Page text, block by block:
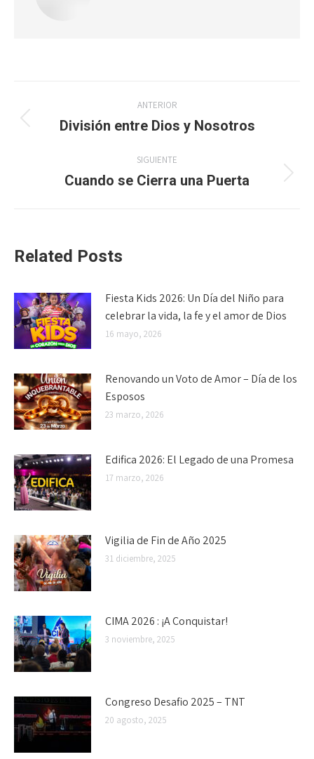
Navegación
entre
publicaciones
ANTERIOR
Publicación
División entre Dios y Nosotros
SIGUIENTE
Publicación
Cuando se Cierra una Puerta
Related Posts
Fiesta Kids 2026: Un Día del Niño para
celebrar la vida, la fe y el amor de Dios
16 mayo, 2026
Renovando un Voto de Amor – Día de los
Esposos
23 marzo, 2026
Edifica 2026: El Legado de una Promesa
17 marzo, 2026
Vigilia de Fin de Año 2025
31 diciembre, 2025
CIMA 2026 : ¡A Conquistar!
3 noviembre, 2025
Congreso Desafio 2025 – TNT
20 agosto, 2025